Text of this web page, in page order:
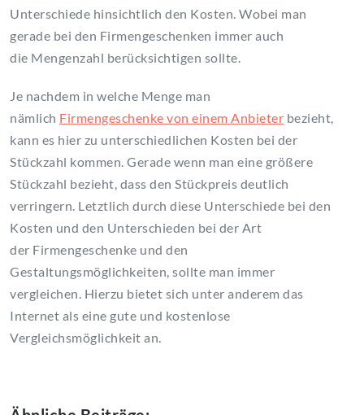
Unterschiede hinsichtlich den Kosten. Wobei man
gerade bei den Firmengeschenken immer auch
die Mengenzahl berücksichtigen sollte.
Je nachdem in welche Menge man
nämlich Firmengeschenke von einem Anbieter bezieht,
kann es hier zu unterschiedlichen Kosten bei der
Stückzahl kommen. Gerade wenn man eine größere
Stückzahl bezieht, dass den Stückpreis deutlich
verringern. Letztlich durch diese Unterschiede bei den
Kosten und den Unterschieden bei der Art
der Firmengeschenke und den
Gestaltungsmöglichkeiten, sollte man immer
vergleichen. Hierzu bietet sich unter anderem das
Internet als eine gute und kostenlose
Vergleichsmöglichkeit an.